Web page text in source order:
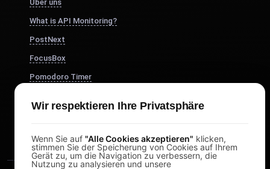
Über uns
What is API Monitoring?
PostNext
FocusBox
Pomodoro Timer
DesignerBox
Wir respektieren Ihre Privatsphäre
Wenn Sie auf "Alle Cookies akzeptieren" klicken,
stimmen Sie der Speicherung von Cookies auf Ihrem
Gerät zu, um die Navigation zu verbessern, die
Nutzung zu analysieren und unsere